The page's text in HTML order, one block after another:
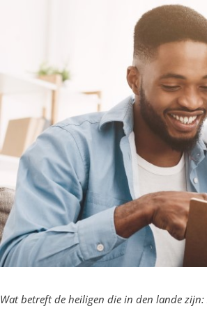
Wat betreft de heiligen die in den lande